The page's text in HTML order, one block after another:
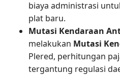
biaya administrasi
plat baru.
Mutasi Kendaraan
melakukan Mutasi
Plered, perhitungan
tergantung regulasi